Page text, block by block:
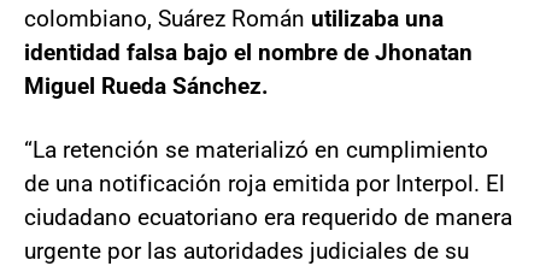
colombiano, Suárez Román utilizaba una
identidad falsa bajo el nombre de Jhonatan
Miguel Rueda Sánchez.
“La retención se materializó en cumplimiento
de una notificación roja emitida por Interpol. El
ciudadano ecuatoriano era requerido de manera
urgente por las autoridades judiciales de su